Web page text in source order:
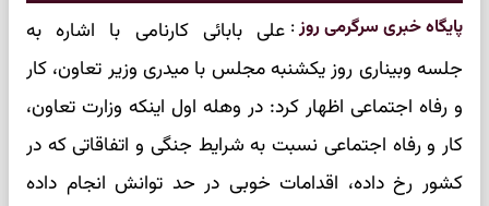
پایگاه خبری سرگرمی روز: علی بابائی کارنامی با اشاره به
جلسه وبیناری روز یکشنبه مجلس با میدری وزیر تعاون، کار
و رفاه اجتماعی اظهار کرد: در وهله اول اینکه وزارت تعاون،
کار و رفاه اجتماعی نسبت به شرایط جنگی و اتفاقاتی که در
کشور رخ داده، اقدامات خوبی در حد توانش انجام داده